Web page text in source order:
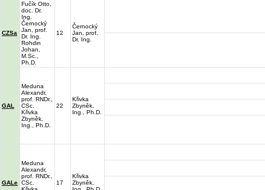
CZSa
Fučík Otto,
doc. Dr.
Ing.
Černocký
Jan, prof.
Dr. Ing.
Rohdin
Johan,
M.Sc.,
Ph.D.
12
Černocký
Jan, prof.
Dr. Ing.
GAL
Meduna
Alexandr,
prof. RNDr.,
CSc.
Křivka
Zbyněk,
Ing., Ph.D.
22
Křivka
Zbyněk,
Ing., Ph.D.
GALe
Meduna
Alexandr,
prof. RNDr.,
CSc.
17
Křivka
Zbyněk,